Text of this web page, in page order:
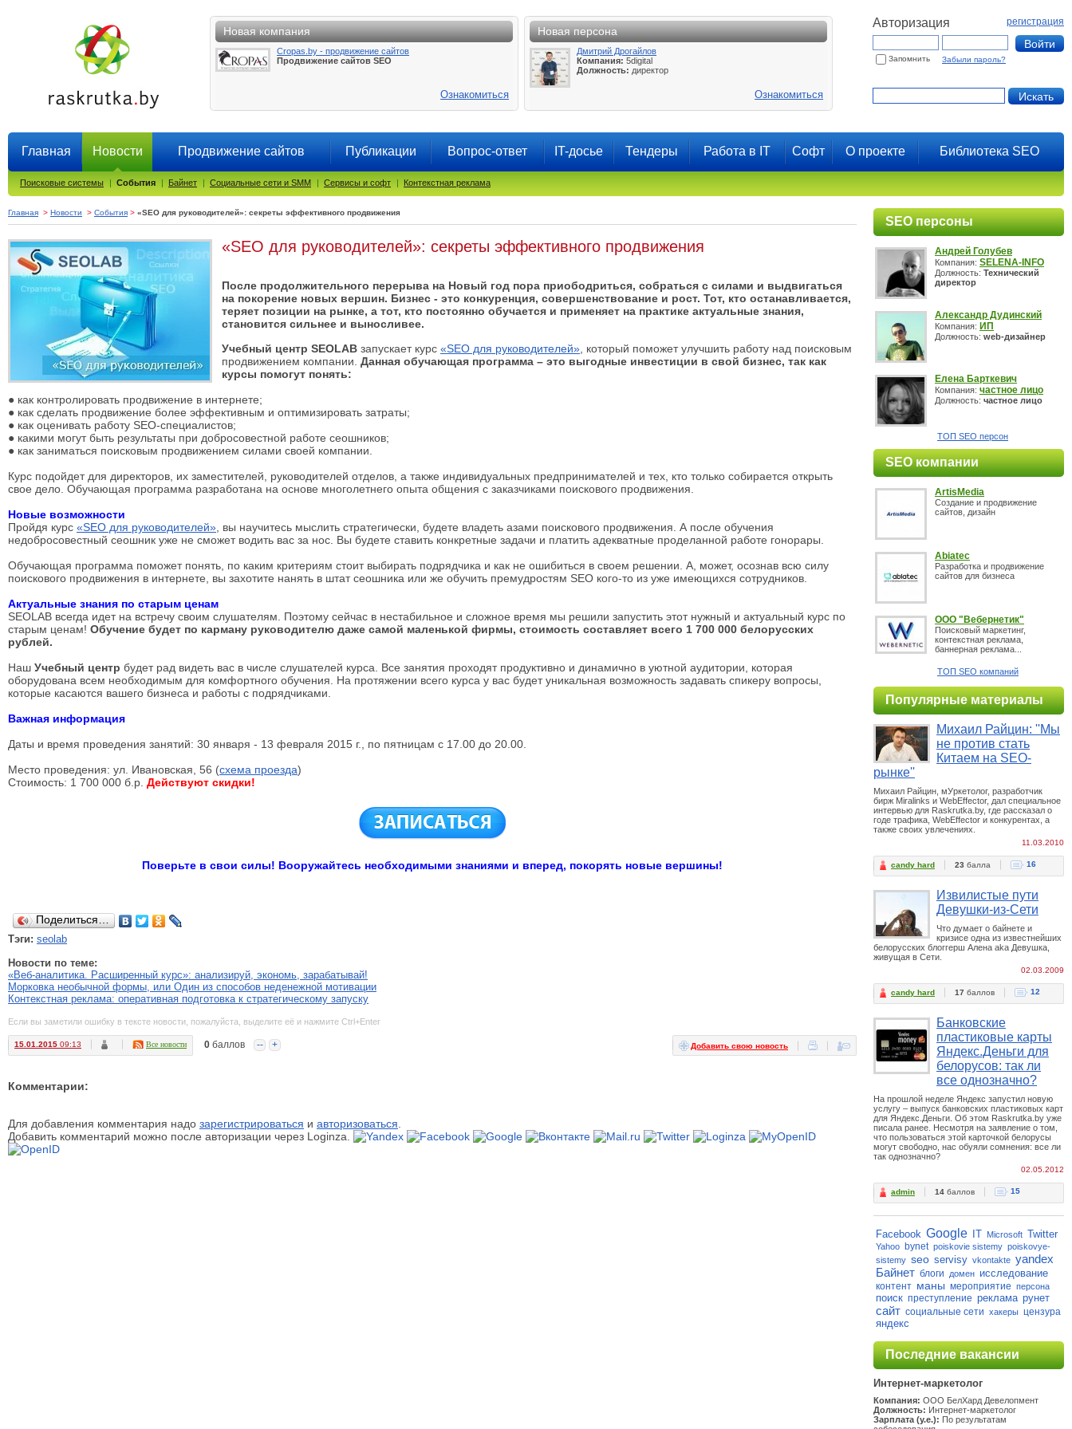
Новая компания
Cropas.by - продвижение сайтов
Продвижение сайтов SEO
Ознакомиться
Новая персона
Дмитрий Дрогайлов
Компания: 5digital
Должность: директор
Ознакомиться
Авторизация регистрация
Запомнить Забыли пароль?
Главная Новости Продвижение сайтов Публикации Вопрос-ответ IT-досье Тендеры Работа в IT Софт О проекте Библиотека SEO
Поисковые системы | События | Байнет | Социальные сети и SMM | Сервисы и софт | Контекстная реклама
Главная > Новости > События > «SEO для руководителей»: секреты эффективного продвижения
«SEO для руководителей»: секреты эффективного продвижения
После продолжительного перерыва на Новый год пора приободриться, собраться с силами и выдвигаться
на покорение новых вершин. Бизнес - это конкуренция, совершенствование и рост. Тот, кто останавливается,
теряет позиции на рынке, а тот, кто постоянно обучается и применяет на практике актуальные знания,
становится сильнее и выносливее.
Учебный центр SEOLAB запускает курс «SEO для руководителей» , который поможет улучшить работу над поисковым
продвижением компании. Данная обучающая программа – это выгодные инвестиции в свой бизнес, так как
курсы помогут понять:
● как контролировать продвижение в интернете;
● как сделать продвижение более эффективным и оптимизировать затраты;
● как оценивать работу SEO-специалистов;
● какими могут быть результаты при добросовестной работе сеошников;
● как заниматься поисковым продвижением силами своей компании.
Курс подойдет для директоров, их заместителей, руководителей отделов, а также индивидуальных предпринимателей и тех, кто только собирается открыть
свое дело. Обучающая программа разработана на основе многолетнего опыта общения с заказчиками поискового продвижения.
Новые возможности
Пройдя курс «SEO для руководителей» , вы научитесь мыслить стратегически, будете владеть азами поискового продвижения. А после обучения
недобросовестный сеошник уже не сможет водить вас за нос. Вы будете ставить конкретные задачи и платить адекватные проделанной работе гонорары.
Обучающая программа поможет понять, по каким критериям стоит выбирать подрядчика и как не ошибиться в своем решении. А, может, осознав всю силу
поискового продвижения в интернете, вы захотите нанять в штат сеошника или же обучить премудростям SEO кого-то из уже имеющихся сотрудников.
Актуальные знания по старым ценам
SEOLAB всегда идет на встречу своим слушателям. Поэтому сейчас в нестабильное и сложное время мы решили запустить этот нужный и актуальный курс по
старым ценам! Обучение будет по карману руководителю даже самой маленькой фирмы, стоимость составляет всего 1 700 000 белорусских
рублей.
Наш Учебный центр будет рад видеть вас в числе слушателей курса. Все занятия проходят продуктивно и динамично в уютной аудитории, которая
оборудована всем необходимым для комфортного обучения. На протяжении всего курса у вас будет уникальная возможность задавать спикеру вопросы,
которые касаются вашего бизнеса и работы с подрядчиками.
Важная информация
Даты и время проведения занятий: 30 января - 13 февраля 2015 г., по пятницам с 17.00 до 20.00.
Место проведения: ул. Ивановская, 56 (схема проезда)
Стоимость: 1 700 000 б.р. Действуют скидки!
Поверьте в свои силы! Вооружайтесь необходимыми знаниями и вперед, покорять новые вершины!
Поделиться…
Тэги: seolab
Новости по теме:
«Веб-аналитика. Расширенный курс»: анализируй, экономь, зарабатывай!
Морковка необычной формы, или Один из способов неденежной мотивации
Контекстная реклама: оперативная подготовка к стратегическому запуску
Если вы заметили ошибку в тексте новости, пожалуйста, выделите её и нажмите Ctrl+Enter
15.01.2015 09:13 Все новости 0 баллов Добавить свою новость
-- +
Комментарии:
Для добавления комментария надо зарегистрироваться и авторизоваться
Добавить комментарий можно после авторизации через Loginza.
SEO персоны
Андрей Голубев
Компания: SELENA-INFO
Должность: Технический
директор
Александр Дудинский
Компания: ИП
Должность: web-дизайнер
Елена Барткевич
Компания: частное лицо
Должность: частное лицо
ТОП SEO персон
SEO компании
ArtisMedia
Создание и продвижение
сайтов, дизайн
Abiatec
Разработка и продвижение
сайтов для бизнеса
ООО "Вебернетик"
Поисковый маркетинг,
контекстная реклама,
баннерная реклама...
ТОП SEO компаний
Популярные материалы
Михаил Райцин: ''Мы
не против стать
Китаем на SEO-
рынке''
Михаил Райцин, мУркетолог, разработчик
бирж Miralinks и WebEffector, дал специальное
интервью для Raskrutka.by, где рассказал о
годе трафика, WebEffector и конкурентах, а
также своих увлечениях.
11.03.2010
candy hard 23 балла 16
Извилистые пути
Девушки-из-Сети
Что думает о байнете и
кризисе одна из известнейших
белорусских блоггерш Алена aka Девушка,
живущая в Сети.
02.03.2009
candy hard 17 баллов 12
Банковские
пластиковые карты
Яндекс.Деньги для
белорусов: так ли
все однозначно?
На прошлой неделе Яндекс запустил новую
услугу – выпуск банковских пластиковых карт
для Яндекс.Деньги. Об этом Raskrutka.by уже
писала ранее. Несмотря на заявление о том,
что пользоваться этой карточкой белорусы
могут свободно, нас обуяли сомнения: все ли
так однозначно?
02.05.2012
admin 14 баллов 15
Facebook Google IT Microsoft Twitter
Yahoo bynet poiskovie sistemy poiskovye-
sistemy seo servisy vkontakte yandex
Байнет блоги домен исследование
контент маны мероприятие персона
поиск преступление реклама рунет
сайт социальные сети хакеры цензура
яндекс
Последние вакансии
Интернет-маркетолог
Компания: ООО БелХард Девелопмент
Должность: Интернет-маркетолог
Зарплата (у.е.): По результатам